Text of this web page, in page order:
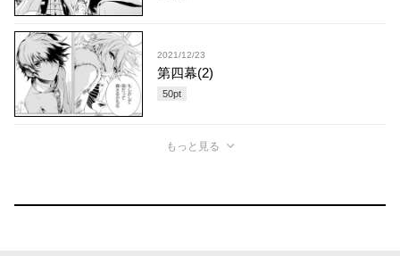
2021/12/23
第四幕(2)
50pt
もっと見る